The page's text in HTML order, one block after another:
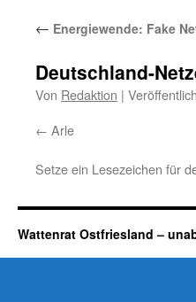
← Energiewende: Fake
Deutschland-
Von Redaktion |
Arle
Setze ein Lesezeichen für
Wattenrat Ostfriesland –